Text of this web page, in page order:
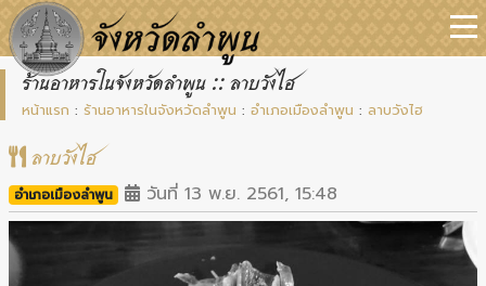
ร้านอาหารในจังหวัดลำพูน :: ลาบวังไฮ
หน้าแรก : ร้านอาหารในจังหวัดลำพูน : อำเภอเมืองลำพูน : ลาบวังไฮ
ลาบวังไฮ
อำเภอเมืองลำพูน วันที่ 13 พ.ย. 2561, 15:48